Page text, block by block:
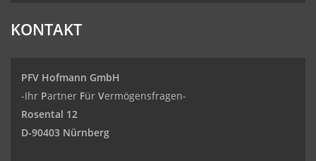
KONTAKT
PFV Hofmann GmbH
-Ihr Partner Für Vermögensfragen-
Rosental 12
D-90403 Nürnberg